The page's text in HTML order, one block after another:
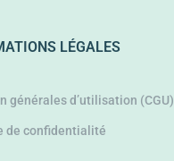
LÉGALES
générales d’utilisation (CGU)
de confidentialité